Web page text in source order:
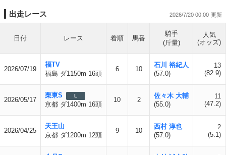
出走レース 2026/7/20 00:00
日付 レース 着順 馬番
騎手
(斤量)
人気
(オッズ)
2026/07/19
福TV
福島 ダ1150m 16頭
6 10
石川 裕紀人
(57.0)
13
(82.9)
2026/05/17
栗東S L
京都 ダ1400m 16頭
10 2
佐々木 大輔
(55.0)
11
(47.2)
2026/04/25
天王山
京都 ダ1200m 12頭
9 10
西村 淳也
(57.0)
2
(5.1)